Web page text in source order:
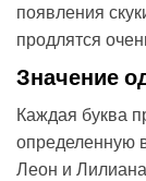
появления
продлятся
Значение
Каждая буква
определенную
Леон и Лилиана